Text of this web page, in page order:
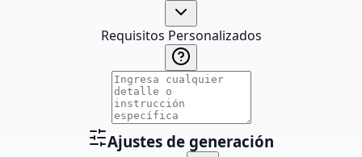
Requisitos Personalizados
Ajustes de generación